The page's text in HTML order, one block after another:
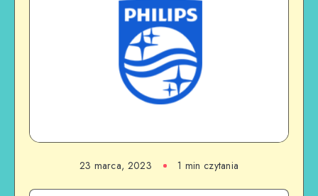
23 marca, 2023 1 min czytania